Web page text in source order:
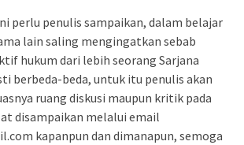
perlu penulis sampaikan, dalam belajar
lain saling mengingatkan sebab
hukum dari lebih seorang Sarjana
berbeda-beda, untuk itu penulis akan
ruang diskusi maupun kritik pada
disampaikan melalui email
kapanpun dan dimanapun, semoga